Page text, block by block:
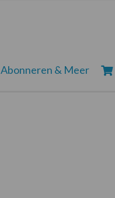
Abonneren & Meer